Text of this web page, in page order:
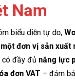
Nam
biểu diễn tự do,
đơn vị sản xuất
có đầy đủ năng lực
đơn VAT – đảm